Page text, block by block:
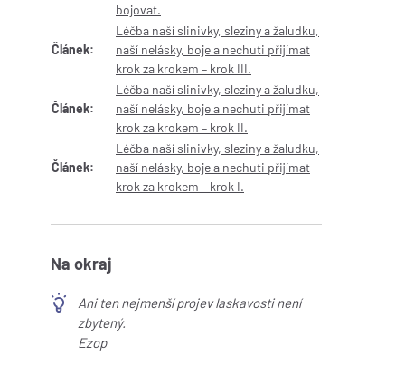
bojovat.
Článek:
Léčba naší slinivky, sleziny a žaludku,
naší nelásky, boje a nechuti přijímat
krok za krokem – krok III.
Článek:
Léčba naší slinivky, sleziny a žaludku,
naší nelásky, boje a nechuti přijímat
krok za krokem – krok II.
Článek:
Léčba naší slinivky, sleziny a žaludku,
naší nelásky, boje a nechuti přijímat
krok za krokem – krok I.
Na okraj
Ani ten nejmenší projev laskavosti není
zbytený.
Ezop